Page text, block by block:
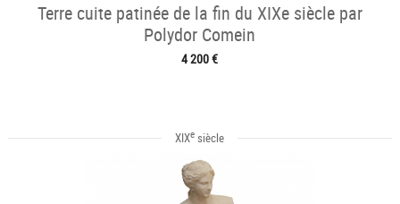
Terre cuite patinée de la fin du XIXe siècle par
Polydor Comein
4 200 €
XIXe siècle